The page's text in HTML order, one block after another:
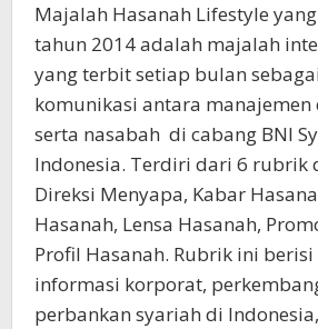
Majalah Hasanah Lifestyle
tahun 2014 adalah majalah
yang terbit setiap bulan
komunikasi antara manajemen
serta nasabah di cabang BNI
Indonesia. Terdiri dari 6 rubrik
Direksi Menyapa, Kabar
Hasanah, Lensa Hasanah,
Profil Hasanah. Rubrik ini
informasi korporat,
perbankan syariah di